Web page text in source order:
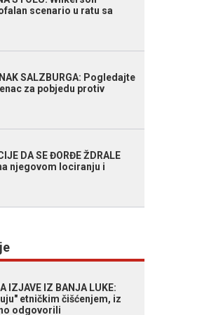
scenario u ratu sa
SALZBURGA: Pogledajte
za pobjedu protiv
DA SE ĐORĐE ŽDRALE
njegovom lociranju i
IZJAVE IZ BANJA LUKE:
etničkim čišćenjem, iz
odgovorili